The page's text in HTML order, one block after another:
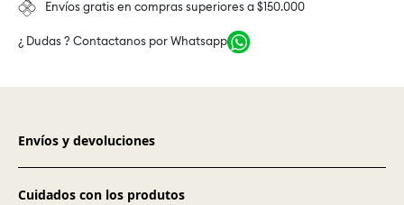
Envíos gratis en compras superiores a $150.000
¿ Dudas ? Contactanos por Whatsapp
Envíos y devoluciones
Cuidados con los produtos